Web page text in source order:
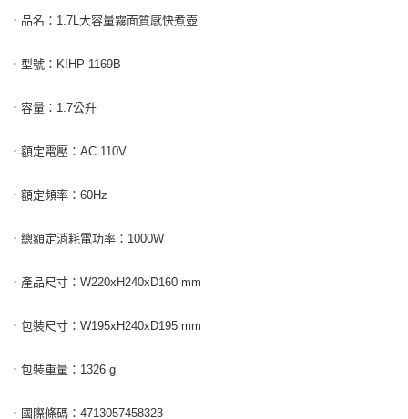
．品名：1.7L大容量霧面質感快煮壺
．型號：KIHP-1169B
．容量：1.7公升
．額定電壓：AC 110V
．額定頻率：60Hz
．總額定消耗電功率：1000W
．產品尺寸：W220xH240xD160 mm
．包裝尺寸：W195xH240xD195 mm
．包裝重量：1326 g
．國際條碼：4713057458323